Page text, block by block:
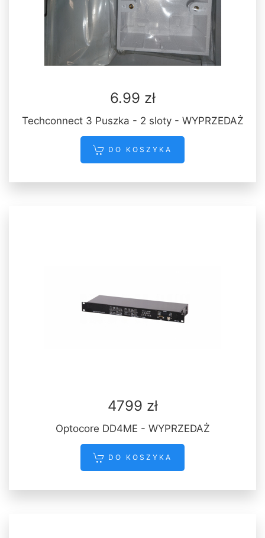
6.99 zł
Techconnect 3 Puszka - 2 sloty - WYPRZEDAŻ
DO KOSZYKA
4799 zł
Optocore DD4ME - WYPRZEDAŻ
DO KOSZYKA